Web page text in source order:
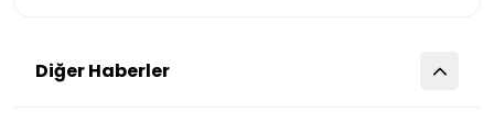
Diğer Haberler